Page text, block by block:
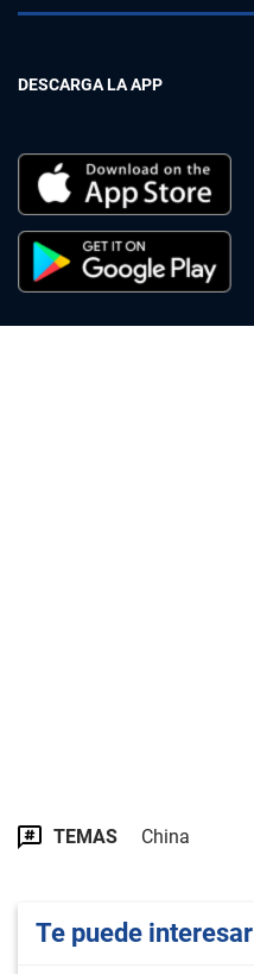
DESCARGA LA APP
TEMAS China
Te puede interesar